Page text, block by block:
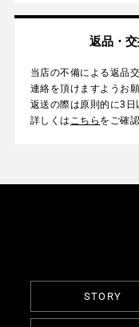
返品・
当店の不備による返品
連絡を頂けますようお
返送の際は原則的に3日
詳しくは こちら をご確
STORY